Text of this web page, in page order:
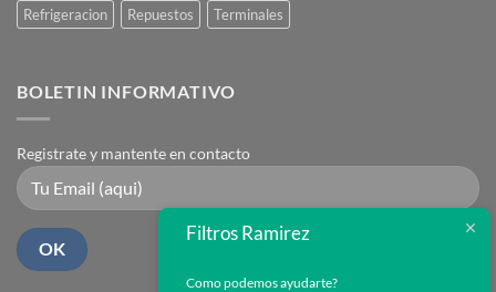
Refrigeracion
Repuestos Terminales
BOLETIN INFORMATIVO
Registrate y mantente en contacto
Filtros Ramirez
Como podemos ayudarte?